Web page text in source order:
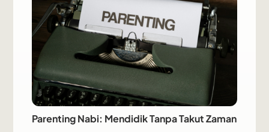
Parenting Nabi: Mendidik Tanpa Takut Zaman